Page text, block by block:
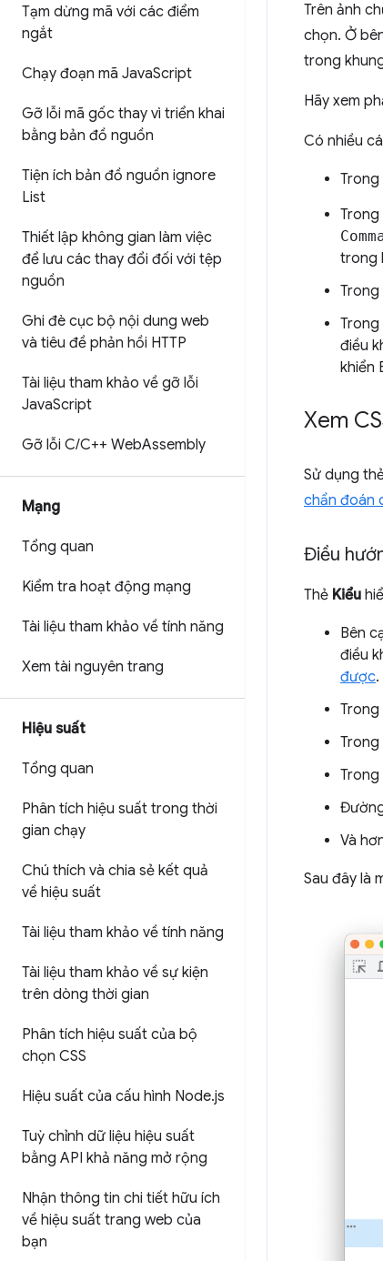
Tạm dừng mã với các điểm
ngắt
Chạy đoạn mã JavaScript
Gỡ lỗi mã gốc thay vì triển khai
bằng bản đồ nguồn
Tiện ích bản đồ nguồn ignore
List
Thiết lập không gian làm việc
để lưu các thay đổi đối với tệp
nguồn
Ghi đè cục bộ nội dung web
và tiêu đề phản hồi HTTP
Tài liệu tham khảo về gỡ lỗi
JavaScript
Gỡ lỗi C/C++ WebAssembly
Mạng
Tổng quan
Kiểm tra hoạt động mạng
Tài liệu tham khảo về tính năng
Xem tài nguyên trang
Hiệu suất
Tổng quan
Phân tích hiệu suất trong thời
gian chạy
Chú thích và chia sẻ kết quả
về hiệu suất
Tài liệu tham khảo về tính năng
Tài liệu tham khảo về sự kiện
trên dòng thời gian
Phân tích hiệu suất của bộ
chọn CSS
Hiệu suất của cấu hình Node.js
Tuỳ chỉnh dữ liệu hiệu suất
bằng API khả năng mở rộng
Nhận thông tin chi tiết hữu ích
về hiệu suất trang web của
bạn
Trên ảnh
chọn. Ở
trong
Hãy xem
Có nhiều
Trong
Trong
trong
Trong
Trong
điều
khiển
Xem
Sử dụng
chẩn đoán
Điều
Thẻ Kiểu
Bên
điều
được.
Trong
Trong
Và
Sau đây là